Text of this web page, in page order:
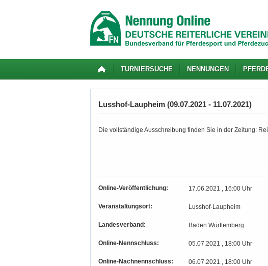
TURNIERSUCHE NENNUNGEN
Lusshof-Laupheim (09.07.2021 - 11.07.2021)
Die vollständige Ausschreibung finden Sie in der Zeitung:
Online-Veröffentlichung: 17.06.2021 , 16:00 Uhr
Veranstaltungsort: Lusshof-Laupheim
Landesverband: Baden Württemberg
Online-Nennschluss: 05.07.2021 , 18:00 Uhr
Online-Nachnennschluss: 06.07.2021 , 18:00 Uhr